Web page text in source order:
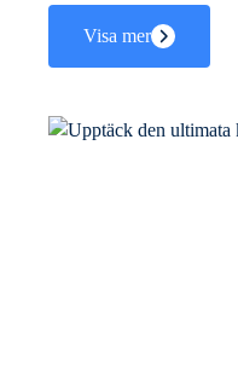
Visa mer